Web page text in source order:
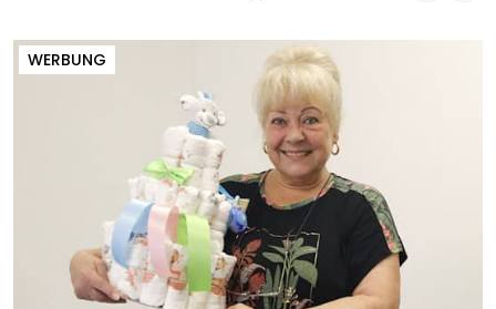
WERBUNG